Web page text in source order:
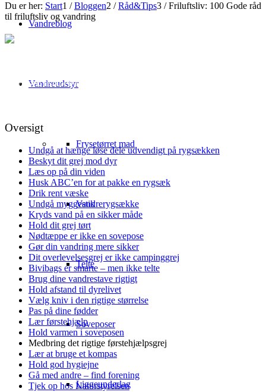
Vandreblog
Vandreudstyr
Frysetørret mad
Vandrerygsække
Telte
Soveposer
Liggeunderlag
Du er her: Start1 / Bloggen2 / Råd&Tips3 / Friluftsliv: 100 Gode råd
til friluftsliv og vandring
Advarsel: risikoen for at du gør noget forkert i dag er høj, og
Oversigt
Undgå at hænge løse dele udvendigt på rygsækken
Beskyt dit grej mod dyr
Læs op på din viden
Husk ABC’en for at pakke en rygsæk
Drik rent væske
Undgå myggestik
Kryds vand på en sikker måde
Hold dit grej tørt
Nødtæppe er ikke en sovepose
Gør din vandring mere sikker
Dit overlevelsesgrej er ikke campinggrej
Bivibags er smarte – men ikke telte
Brug dine vandrestave rigtigt
Hold afstand til dyrelivet
Vælg kniv i den rigtige størrelse
Pas på dine fødder
Lær førstehjælp
Hold varmen i soveposen
Medbring det rigtige førstehjælpsgrej
Lær at bruge et kompas
Hold god hygiejne
Gå med andre – find forening
Tjek op hos Naturstyrelsen